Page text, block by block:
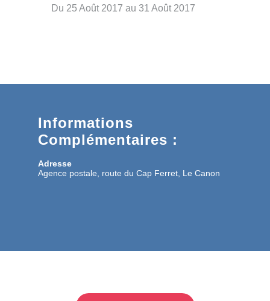
Du 25 Août 2017 au 31 Août 2017
Informations
Complémentaires :
Adresse
Agence postale, route du Cap Ferret, Le Canon